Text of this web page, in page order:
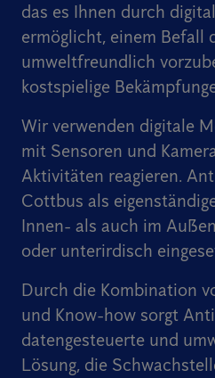
das es Ihnen durch
ermöglicht, einem Befall
umweltfreundlich
kostspielige
Wir verwenden digitale
mit Sensoren und
Aktivitäten reagieren.
Cottbus als
Innen- als auch im
oder unterirdisch
Durch die Kombination
und Know-how sorgt
datengesteuerte und
Lösung, die